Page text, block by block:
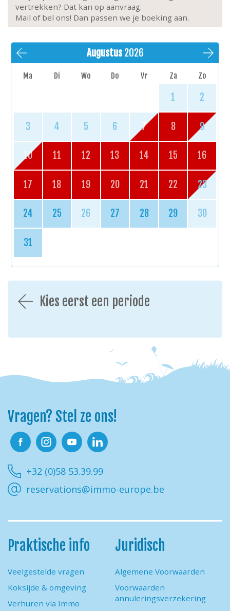
vertrekken? Dat kan op aanvraag.
Mail of bel ons! Dan passen we je boeking aan.
Augustus 2026
Ma Di Wo Do Vr Za Zo
1 2
3 4 5 6 7 8 9
10 11 12 13 14 15 16
17 18 19 20 21 22 23
24 25 26 27 28 29 30
31
Kies eerst een periode
Vragen? Stel ze ons!
+32 (0)58 53.39.99
reservations@immo-europe.be
Praktische info
Veelgestelde vragen
Koksijde & omgeving
Verhuren via Immo
Juridisch
Algemene Voorwaarden
Voorwaarden
annuleringsverzekering